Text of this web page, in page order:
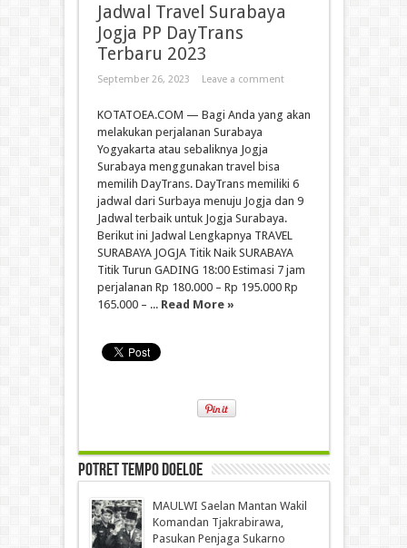
Jadwal Travel Surabaya
Jogja PP DayTrans
Terbaru 2023
September 26, 2023 Leave a comment
KOTATOEA.COM — Bagi Anda yang akan
melakukan perjalanan Surabaya
Yogyakarta atau sebaliknya Jogja
Surabaya menggunakan travel bisa
memilih DayTrans. DayTrans memiliki 6
jadwal dari Surbaya menuju Jogja dan 9
Jadwal terbaik untuk Jogja Surabaya.
Berikut ini Jadwal Lengkapnya TRAVEL
SURABAYA JOGJA Titik Naik SURABAYA
Titik Turun GADING 18:00 Estimasi 7 jam
perjalanan Rp 180.000 – Rp 195.000 Rp
165.000 – ... Read More »
Potret Tempo Doeloe
MAULWI Saelan Mantan Wakil
Komandan Tjakrabirawa,
Pasukan Penjaga Sukarno